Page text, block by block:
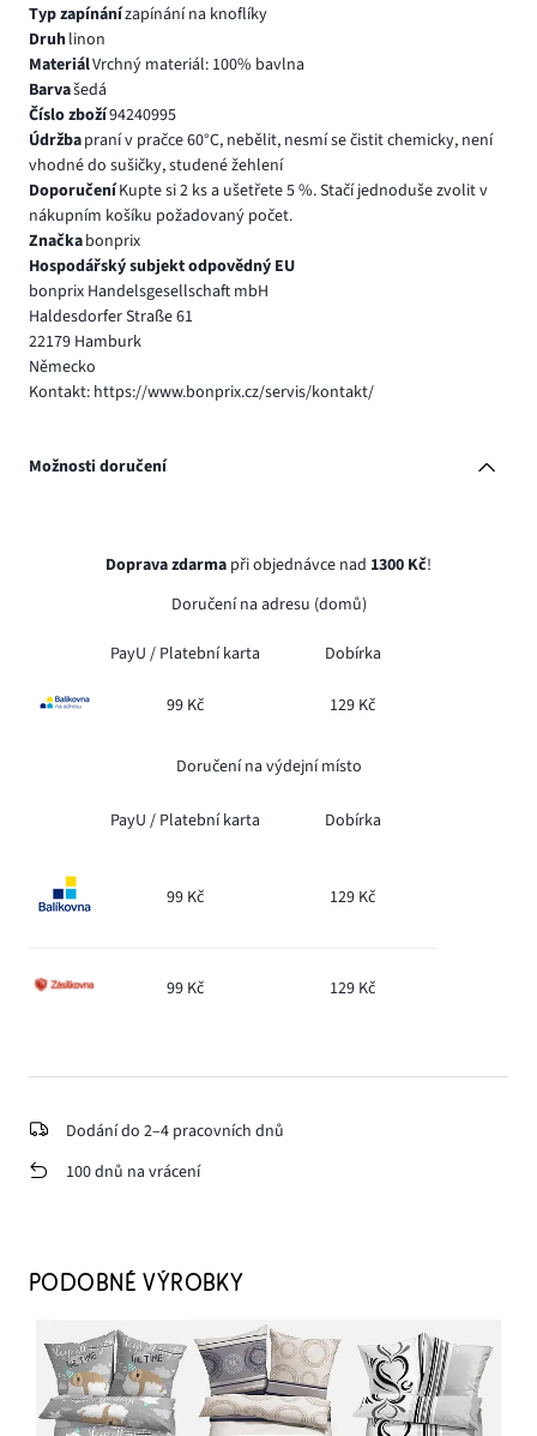
Typ zapínánízapínání na knoflíky
Druhlinon
MateriálVrchný materiál: 100% bavlna
Barvašedá
Číslo zboží94240995
Údržbapraní v pračce 60°C, nebělit, nesmí se čistit chemicky, není
vhodné do sušičky, studené žehlení
DoporučeníKupte si 2 ks a ušetřete 5 %. Stačí jednoduše zvolit v
nákupním košíku požadovaný počet.
Značkabonprix
Hospodářský subjekt odpovědný EU
bonprix Handelsgesellschaft mbH
Haldesdorfer Straße 61
22179 Hamburk
Německo
Kontakt: https://www.bonprix.cz/servis/kontakt/
Možnosti doručení
Doprava zdarma při objednávce nad 1300 Kč!
Doručení na adresu (domů)
PayU / Platební karta Dobírka
99 Kč 129 Kč
Doručení na výdejní místo
PayU / Platební karta Dobírka
99 Kč 129 Kč
99 Kč 129 Kč
Dodání do 2–4 pracovních dnů
100 dnů na vrácení
PODOBNÉ VÝROBKY